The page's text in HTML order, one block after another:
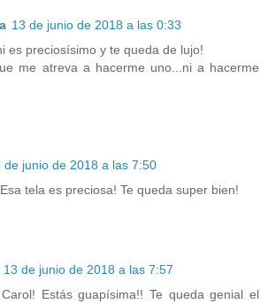
13 de junio de 2018 a las 0:33
es preciosísimo y te queda de lujo!
me atreva a hacerme uno...ni a hacerme
de junio de 2018 a las 7:50
tela es preciosa! Te queda super bien!
13 de junio de 2018 a las 7:57
Estás guapísima!! Te queda genial el